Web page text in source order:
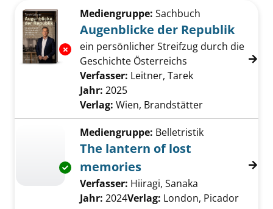
Zu den Suchfiltern springen
Exemplar-Details von Augenblicke der
Mediengruppe: Sachbuch
Augenblicke der Republik
ein persönlicher Streifzug durch die
Geschichte Österreichs
Verfasser: Leitner, Tarek
Jahr: 2025
Verlag: Wien, Brandstätter
Exemplar-Details von The lantern of lost
Mediengruppe: Belletristik
The lantern of lost
memories
Verfasser: Hiiragi, Sanaka
Jahr: 2024Verlag: London, Picador